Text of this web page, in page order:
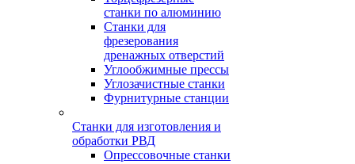
станки по алюминию
Станки для
фрезерования
дренажных отверстий
Углообжимные прессы
Углозачистные станки
Фурнитурные станции
Станки для изготовления и
обработки РВД
Опрессовочные станки